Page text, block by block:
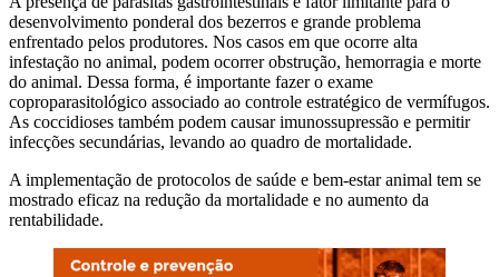
desenvolvimento ponderal dos bezerros e grande problema
enfrentado pelos produtores. Nos casos em que ocorre alta
infestação no animal, podem ocorrer obstrução, hemorragia e morte
do animal. Dessa forma, é importante fazer o exame
coproparasitológico associado ao controle estratégico de vermífugos.
As coccidioses também podem causar imunossupressão e permitir
infecções secundárias, levando ao quadro de mortalidade.
A implementação de protocolos de saúde e bem-estar animal tem se
mostrado eficaz na redução da mortalidade e no aumento da
rentabilidade.